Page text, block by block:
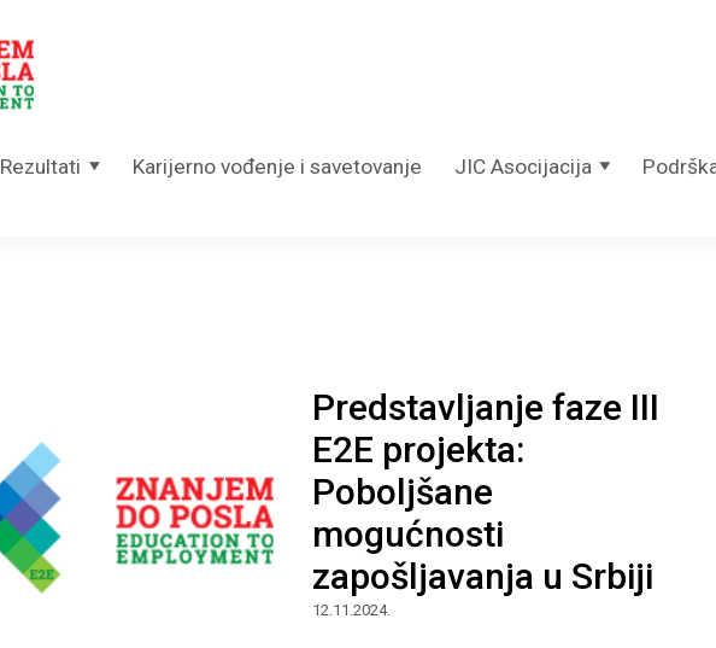
Rezultati Karijerno vođenje i savetovanje JIC Asocijacija
Predstavljanje faze III
E2E projekta:
Poboljšane
mogućnosti
zapošljavanja u Srbiji
12.11.2024.